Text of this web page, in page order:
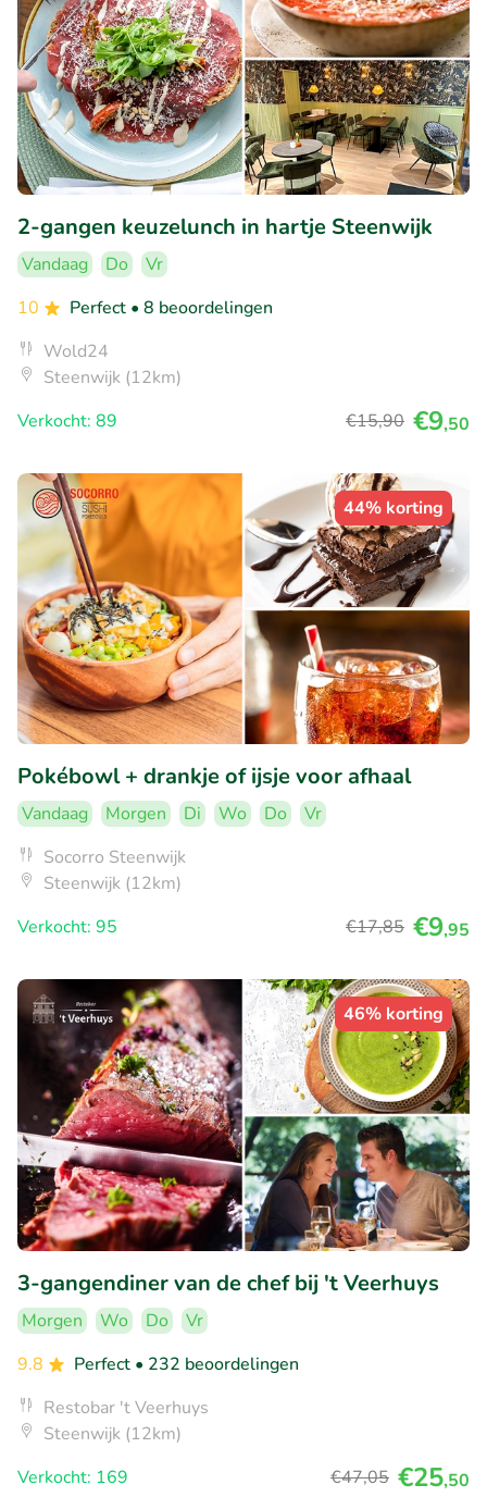
2-gangen keuzelunch in hartje Steenwijk
Vandaag Do
Vr
10
Perfect • 8 beoordelingen
Wold24
Steenwijk (12km)
Verkocht: 89
€15,90 €9,50
44% korting
Pokébowl + drankje of ijsje voor afhaal
Vandaag Morgen Di Wo Do
Vr
Socorro Steenwijk
Steenwijk (12km)
Verkocht: 95
€17,85 €9,95
46% korting
3-gangendiner van de chef bij 't Veerhuys
Morgen Wo Do
Vr
9.8
Perfect • 232 beoordelingen
Restobar 't Veerhuys
Steenwijk (12km)
Verkocht: 169
€47,05 €25,50